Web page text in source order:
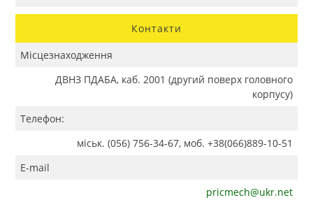
Контакти
Місцезнаходження
ДВНЗ ПДАБА, каб. 2001 (другий поверх головного
корпусу)
Телефон:
міськ. (056) 756-34-67, моб. +38(066)889-10-51
E-mail
pricmech@ukr.net